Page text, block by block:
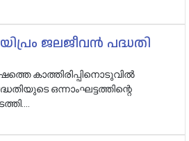
ജലജീവൻ പദ്ധതി
കാത്തിരിപ്പിനൊടുവിൽ
ഒന്നാംഘട്ടത്തിന്റെ